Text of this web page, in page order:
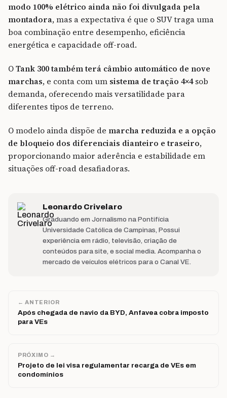
modo 100% elétrico ainda não foi divulgada pela
montadora, mas a expectativa é que o SUV traga uma
boa combinação entre desempenho, eficiência
energética e capacidade off-road.
OTank 300 também terá câmbio automático de nove
marchas, e conta com um sistema de tração 4×4sob
demanda, oferecendo mais versatilidade para
diferentes tipos de terreno.
O modelo ainda dispõe de marcha reduzida e a opção
de bloqueio dos diferenciais dianteiro e traseiro,
proporcionando maior aderência e estabilidade em
situações off-road desafiadoras.
Leonardo Crivelaro
Graduando em Jornalismo na Pontifícia
Universidade Católica de Campinas, Possui
experiência em rádio, televisão, criação de
conteúdos para site, e social media. Acompanha o
mercado de veículos elétricos para o Canal VE.
← ANTERIOR
Após chegada de navio da BYD, Anfavea cobra imposto
para VEs
PRÓXIMO →
Projeto de lei visa regulamentar recarga de VEs em
condomínios